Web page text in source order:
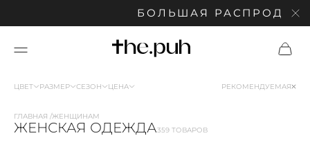
БОЛЬШАЯ РАСПРОДАЖА:
ЦВЕТ РАЗМЕР СЕЗОН ЦЕНА РЕКОМЕНДУЕМАЯ
ГЛАВНАЯ ЖЕНЩИНАМ
ЖЕНСКАЯ ОДЕЖДА359 ТОВАРОВ